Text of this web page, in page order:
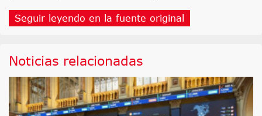
Seguir leyendo en la fuente original
Noticias relacionadas